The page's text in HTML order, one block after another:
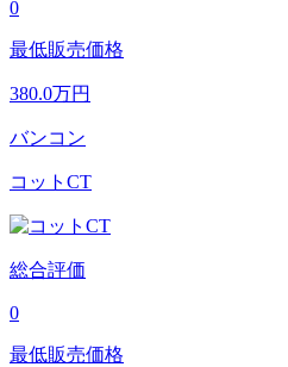
0
最低販売価格
380.0万円
バンコン
コットCT
総合評価
0
最低販売価格